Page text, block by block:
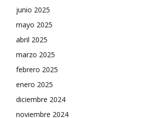
junio 2025
mayo 2025
abril 2025
marzo 2025
febrero 2025
enero 2025
diciembre 2024
noviembre 2024